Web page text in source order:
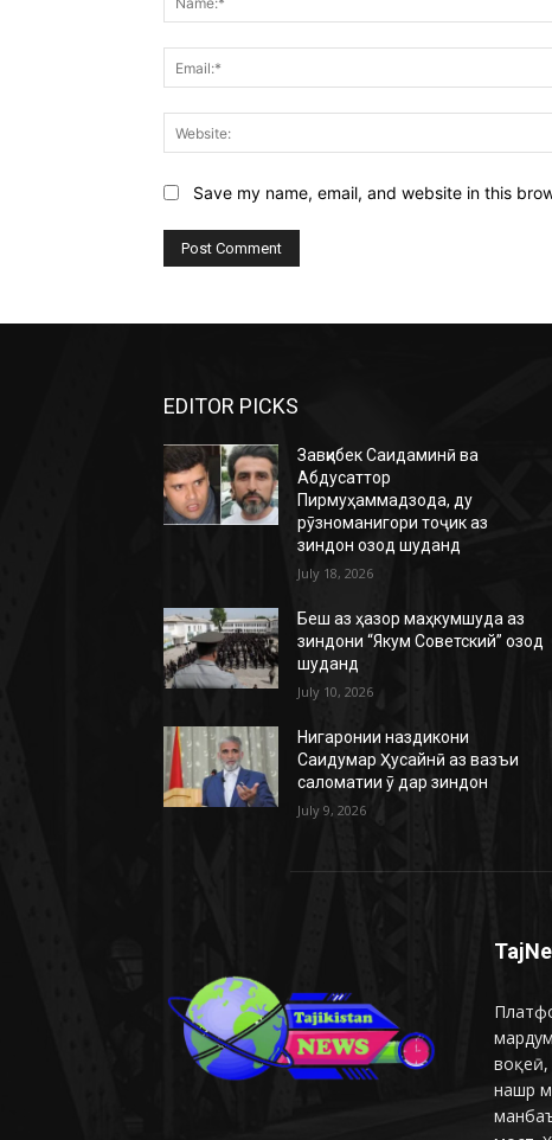
Save my name, email, and website in this
EDITOR PICKS
Завқибек Саидаминӣ ва
Абдусаттор
Пирмуҳаммадзода, ду
рӯзноманигори тоҷик аз
зиндон озод шуданд
July 18, 2026
Беш аз ҳазор маҳкумшуда аз
зиндони “Якум Советский” озод
шуданд
July 10, 2026
Нигаронии наздикони
Саидумар Ҳусайнӣ аз вазъи
саломатии ӯ дар зиндон
July 9, 2026
нашр